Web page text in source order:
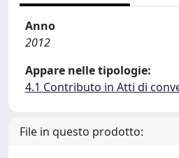
Anno
2012
Appare nelle tipologie:
4.1 Contributo in Atti di
File in questo prodotto: